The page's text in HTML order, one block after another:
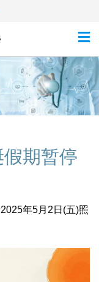
期暂停
年5月2日(五)照